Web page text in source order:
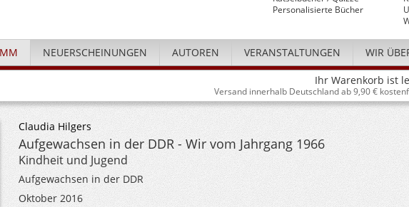
Personalisierte Bücher
NEUERSCHEINUNGEN AUTOREN VERANSTALTUNGEN WIR
Ihr Warenkorb ist
Versand innerhalb Deutschland ab 9,90 €
Claudia Hilgers
Aufgewachsen in der DDR - Wir vom Jahrgang 1966
Kindheit und Jugend
Aufgewachsen in der DDR
Oktober 2016